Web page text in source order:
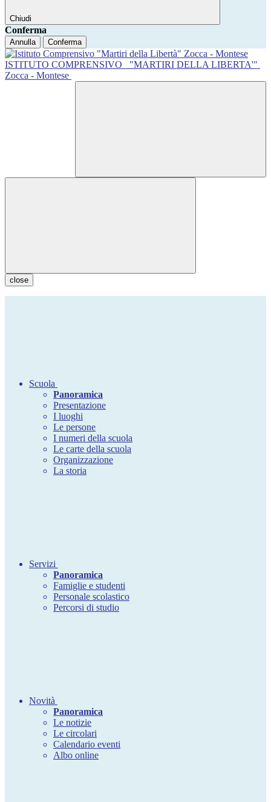
Chiudi
Conferma
Annulla Conferma
ISTITUTO COMPRENSIVO
"MARTIRI DELLA LIBERTA'"
Zocca - Montese
close
Scuola
Panoramica
Presentazione
I luoghi
Le persone
I numeri della scuola
Le carte della scuola
Organizzazione
La storia
Servizi
Panoramica
Famiglie e studenti
Personale scolastico
Percorsi di studio
Novità
Panoramica
Le notizie
Le circolari
Calendario eventi
Albo online